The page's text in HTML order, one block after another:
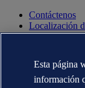
Contáctenos
Localización
Contactos con
Declaración
Términos de
Esta página
información